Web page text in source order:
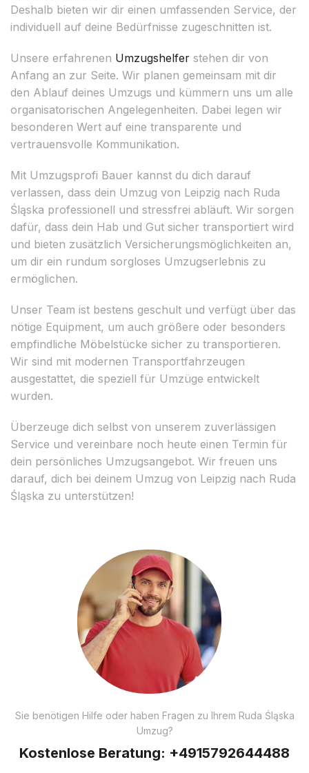
Deshalb bieten wir dir einen umfassenden Service, der
individuell auf deine Bedürfnisse zugeschnitten ist.
Unsere erfahrenen Umzugshelfer stehen dir von
Anfang an zur Seite. Wir planen gemeinsam mit dir
den Ablauf deines Umzugs und kümmern uns um alle
organisatorischen Angelegenheiten. Dabei legen wir
besonderen Wert auf eine transparente und
vertrauensvolle Kommunikation.
Mit Umzugsprofi Bauer kannst du dich darauf
verlassen, dass dein Umzug von Leipzig nach Ruda
Śląska professionell und stressfrei abläuft. Wir sorgen
dafür, dass dein Hab und Gut sicher transportiert wird
und bieten zusätzlich Versicherungsmöglichkeiten an,
um dir ein rundum sorgloses Umzugserlebnis zu
ermöglichen.
Unser Team ist bestens geschult und verfügt über das
nötige Equipment, um auch größere oder besonders
empfindliche Möbelstücke sicher zu transportieren.
Wir sind mit modernen Transportfahrzeugen
ausgestattet, die speziell für Umzüge entwickelt
wurden.
Überzeuge dich selbst von unserem zuverlässigen
Service und vereinbare noch heute einen Termin für
dein persönliches Umzugsangebot. Wir freuen uns
darauf, dich bei deinem Umzug von Leipzig nach Ruda
Śląska zu unterstützen!
Sie benötigen Hilfe oder haben Fragen zu Ihrem Ruda Śląska
Umzug?
Kostenlose Beratung: +4915792644488